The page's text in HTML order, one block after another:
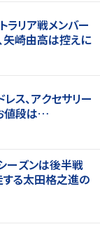
ラリア戦メンバー
崎由高は控えに
ス、アクセサリー
値段は…
ーズンは後半戦
る太田格之進の